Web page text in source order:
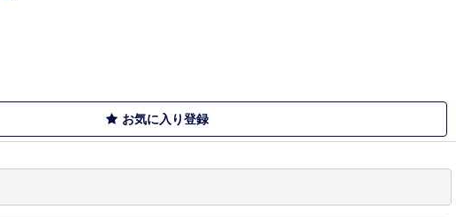
お気に入り登録